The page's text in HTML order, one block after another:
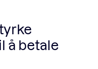
å betale